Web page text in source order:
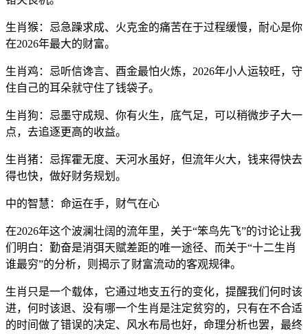
生肖猴：忌急躁求成、火克金的痛苦在于过程缓慢，耐心是你
在2026年最大的财富。
生肖鸡：忌听信谗言、酉金最怕火炼，2026年小人运较旺，守
住自己的耳朵就守住了钱袋子。
生肖狗：忌墨守成规、你有火生，底气足，可以稍微步子大一
点，去追逐更高的收益。
生肖猪：忌挥霍无度、天河水虽好，但流年火大，钱来得快去
得也快，做好财务规划。
中的智慧：命运在手，财气在心
在2026年这个波澜壮阔的流年里，关于“笨鸟先飞”的讨论让我
们明白：勤奋是消弭天赋差距的唯一途径、而关于“十二生肖
谁最穷”的分析，则揭示了财富流动的客观规律。
生肖只是一个载体，它通过地支五行的变化，提醒我们何时该
进，何时该退、没有哪一个生肖是注定贫穷的，只有在不合适
的时间做了错误的决定、风水布局也好，命理分析也罢，最终